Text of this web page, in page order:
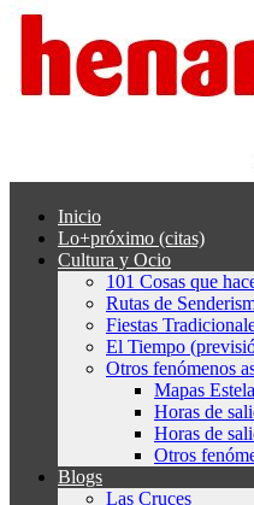
Inicio
Lo+próximo (citas)
Cultura y Ocio
101 Cosas que
Rutas de
Fiestas
El Tiempo
Otros fenómenos
Mapas
Horas de
Horas de
Otros
Blogs
Las Cruces